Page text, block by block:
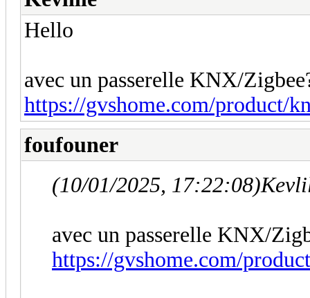
Hello
avec un passerelle KNX/
https://gvshome.com/product/
foufouner
(10/01/2025, 17:22:08)
avec un passerelle KNX/
https://gvshome.com/